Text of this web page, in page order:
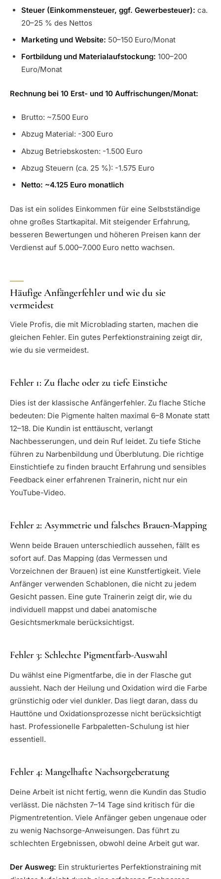
Steuer (Einkommensteuer, ggf. Gewerbesteuer): ca.
20–25 % des Nettos
Marketing und Website: 50–150 Euro/Monat
Fortbildung und Materialaufstockung: 100–200
Euro/Monat
Rechnung bei 10 Erst- und 10 Auffrischungen/Monat:
Brutto: ~7.500 Euro
Abzug Material: -300 Euro
Abzug Betriebskosten: -1.500 Euro
Abzug Steuern (ca. 25 %): -1.575 Euro
Netto: ~4.125 Euro monatlich
Das ist ein solides Einkommen für eine Selbstständige
ohne großes Startkapital. Mit steigender Erfahrung,
besseren Bewertungen und höheren Preisen kann der
Verdienst auf 5.000–7.000 Euro netto wachsen.
Häufige Anfängerfehler und wie du sie
vermeidest
Viele Profis, die mit Microblading starten, machen die
gleichen Fehler. Ein gutes Perfektionstraining zeigt dir,
wie du sie vermeidest.
Fehler 1: Zu flache oder zu tiefe Einstiche
Dies ist der klassische Anfängerfehler. Zu flache Stiche
bedeuten: Die Pigmente halten maximal 6–8 Monate statt
12–18. Die Kundin ist enttäuscht, verlangt
Nachbesserungen, und dein Ruf leidet. Zu tiefe Stiche
führen zu Narbenbildung und Überblutung. Die richtige
Einstichtiefe zu finden braucht Erfahrung und sensibles
Feedback einer erfahrenen Trainerin, nicht nur ein
YouTube-Video.
Fehler 2: Asymmetrie und falsches Brauen-Mapping
Wenn beide Brauen unterschiedlich aussehen, fällt es
sofort auf. Das Mapping (das Vermessen und
Vorzeichnen der Brauen) ist eine Kunstfertigkeit. Viele
Anfänger verwenden Schablonen, die nicht zu jedem
Gesicht passen. Eine gute Trainerin zeigt dir, wie du
individuell mappst und dabei anatomische
Gesichtsmerkmale berücksichtigst.
Fehler 3: Schlechte Pigmentfarb-Auswahl
Du wählst eine Pigmentfarbe, die in der Flasche gut
aussieht. Nach der Heilung und Oxidation wird die Farbe
grünstichig oder viel dunkler. Das liegt daran, dass du
Hauttöne und Oxidationsprozesse nicht berücksichtigt
hast. Professionelle Farbpaletten-Schulung ist hier
essentiell.
Fehler 4: Mangelhafte Nachsorgeberatung
Deine Arbeit ist nicht fertig, wenn die Kundin das Studio
verlässt. Die nächsten 7–14 Tage sind kritisch für die
Pigmentretention. Viele Anfänger geben ungenaue oder
zu wenig Nachsorge-Anweisungen. Das führt zu
schlechten Ergebnissen, obwohl deine Arbeit gut war.
Der Ausweg: Ein strukturiertes Perfektionstraining mit